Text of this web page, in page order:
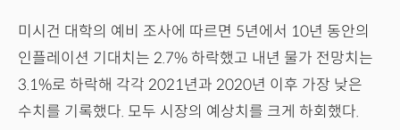
미시건 대학의 예비 조사에 따르면 5년에서 10년 동안의
인플레이션 기대치는 2.7% 하락했고 내년 물가 전망치는
3.1%로 하락해 각각 2021년과 2020년 이후 가장 낮은
수치를 기록했다. 모두 시장의 예상치를 크게 하회했다.